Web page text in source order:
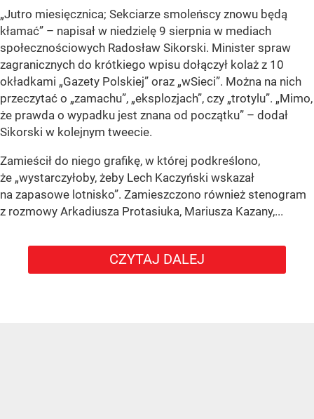
„Jutro miesięcznica; Sekciarze smoleńscy znowu będą
kłamać” – napisał w niedzielę 9 sierpnia w mediach
społecznościowych Radosław Sikorski. Minister spraw
zagranicznych do krótkiego wpisu dołączył kolaż z 10
okładkami „Gazety Polskiej” oraz „wSieci”. Można na nich
przeczytać o „zamachu”, „eksplozjach”, czy „trotylu”. „Mimo,
że prawda o wypadku jest znana od początku” – dodał
Sikorski w kolejnym tweecie.
Zamieścił do niego grafikę, w której podkreślono,
że „wystarczyłoby, żeby Lech Kaczyński wskazał
na zapasowe lotnisko”. Zamieszczono również stenogram
z rozmowy Arkadiusza Protasiuka, Mariusza Kazany,...
CZYTAJ DALEJ